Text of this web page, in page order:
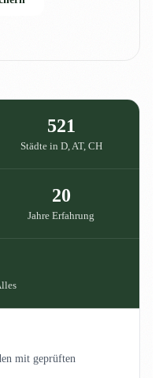
521
Städte in D, AT, CH
20
Jahre Erfahrung
mit geprüften